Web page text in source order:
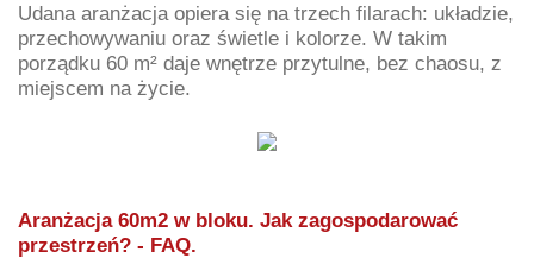
Udana aranżacja opiera się na trzech filarach: układzie,
przechowywaniu oraz świetle i kolorze. W takim
porządku 60 m² daje wnętrze przytulne, bez chaosu, z
miejscem na życie.
Aranżacja 60m2 w bloku. Jak zagospodarować
przestrzeń? - FAQ.